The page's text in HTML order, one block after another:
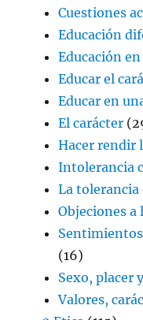
Cuestiones
Educación
Educación
Educar el
Educar en
El carácter
Hacer rendir
Intolerancia
La tolerancia
Objeciones a
(16)
Sexo, placer
Valores,